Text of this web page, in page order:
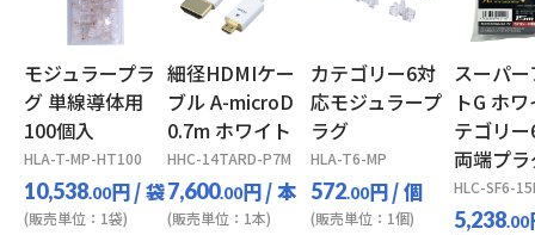
モジュラープラ
グ 単線導体用
100個入
HLA-T-MP-HT100
10,538.00円/ 袋
(販売単位：1袋)
細径HDMIケー
ブル A-microD
0.7m ホワイト
HHC-14TARD-P7M
7,600.00円/ 本
(販売単位：1本)
カテゴリー6対
応モジュラープ
ラグ
HLA-T6-MP
572.00円/ 個
(販売単位：1個)
スーパ
トG ホ
テゴリ
両端プ
HLC-SF6-
5,238.00